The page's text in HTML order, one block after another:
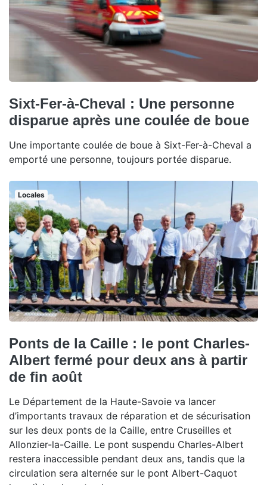
Sixt-Fer-à-Cheval : Une personne
disparue après une coulée de boue
Une importante coulée de boue à Sixt-Fer-à-Cheval a
emporté une personne, toujours portée disparue.
Locales
Ponts de la Caille : le pont Charles-
Albert fermé pour deux ans à partir
de fin août
Le Département de la Haute-Savoie va lancer
d’importants travaux de réparation et de sécurisation
sur les deux ponts de la Caille, entre Cruseilles et
Allonzier-la-Caille. Le pont suspendu Charles-Albert
restera inaccessible pendant deux ans, tandis que la
circulation sera alternée sur le pont Albert-Caquot